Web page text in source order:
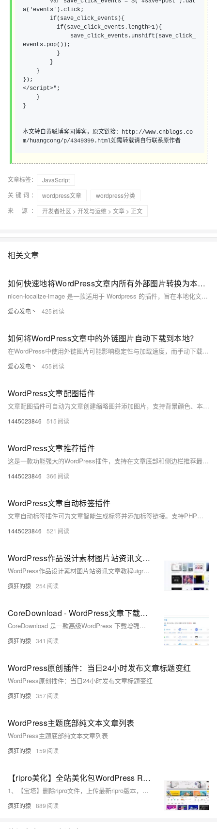
a('events').click;
events.pop());
});
</script>" ;
}
本文转自黄聪博客园博客，原文链接：http://www.cnblogs.co
m/huangcong/p/4349399.html如需转载请自行联系原作者
文章标签：
JavaScript
关键词：
wordpress文章
wordpress分类
来 源：
开发者社区 > 开发与运维 > 文章 > 正文
相关文章
如何快速地将WordPress文章内所有外部图片转换为本地链接？
nicen-localize-image 是一款适用于 Wordpress 的插件，旨在本地化文章中的外部图片。主要功能包括：发布前通过编辑器插件本地化、手动发布时自动本地化、定时发布时自动本地化以及批量本地化已发布文章的图片。支持自定义保存路径、添加 alt 属性优化 SEO
爱心发电丶 425
如何将WordPress文章中的外链图片自动下载到本地？
在WordPress中使用外链图片可能影响稳定性与加载速度，而手动下载上传又过于繁琐。为此，推荐一款强大的开源插件——**nicen-localize-image**。它可自动将外链图片保存到本地，支持文章发布前、手动发布、定时发布时自动本地化，以及对已发布文章进行批量处理。插件功能丰富、操作简单，有效提升效率，确保图片资源的稳定性和页面性能。
爱心发电丶 455
WordPress文章配图插件
文章配图插件可自动为文章创建缩略图并添加图片，支持背景颜色、本地图片和Pixabay图片三种配图方式。功能包括设置缩略图参数、添加标题文字、虚化背景、生成特色图片等。注意事项涵盖主题兼容性、图片来源限制及文件管理。更新后新增多图添加、Pixabay搜索配图等功能，提升使用灵活性与内容丰富度。
1445023846 515
WordPress文章推荐插件
这是一款功能强大的WordPress插件，支持在文章底部和侧边栏推荐最新、随机、相关文章及标签。主要特点包括：无需依赖文章标签即可实现相关文章推荐；支持全文索引搜索，提升搜索速度与准确性；可自定义侧边栏HTML模板和样式；兼容默认搜索功能替换，优化搜索体验。插件适合技术新手和进阶用户，提供免费技术支持，但默认列表样式如需改为图文样式需额外收费。注意：全文索引功能需MySQL 5.7及以上版本。
1445023846 366
WordPress文章自动标签插件
文章自动标签插件可为文章智能生成标签并添加标签链接。支持PHP、SCWS及结巴分词，可设置字段、最少字数与语言限制，还支持SEO优化和自定义标签类型。注意事项包括仅无标签时生成，且结巴分词需更多内存。更新内容含新增分词方式与绑定功能，截图展示设置界面与效果。
1445023846 521
WordPress作品设计素材图片站资讯文章教程uigreat主题
WordPress作品设计素材图片站资讯文章教程uigreat主题
疯狂的猿 254
CoreDownload - WordPress文章下载增强插件v1.0.6
CoreDownload 是一款高级WordPress 下载增强插件，支持几乎所有网盘，为WordPress增加任意下载功能，目前免费提供使用。 安装插件后，在设置中全局开启。然后编辑文章，可以在下面找到CoreDownload下载增强功能。
疯狂的猿 341
WordPress原创插件：当日24小时发布文章标题变红
WordPress原创插件：当日24小时发布文章标题变红
疯狂的猿 357
WordPress主题底部纯文本文章列表
WordPress主题底部纯文本文章列表
疯狂的猿 159
【ripro美化】全站美化包WordPress RiPro主题二开美化版sucaihu-childV1.9（功能集成到后台）
1、【宝塔】删除ripro文件，上传最新ripro版本，然后上传压缩包内的ripro里面的对应文件到ripro主题对应内覆盖（找到对应路径单个文件去覆盖）。 2、然后上传ripro-chlid子主题美化包到/wp-content/themes路径下 3、注意顺序 原版–>美化包–>后台启用子主题（已启用请忽略）。
疯狂的猿 889